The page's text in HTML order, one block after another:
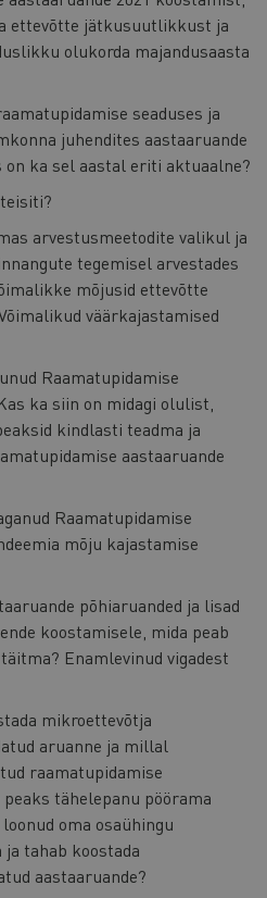
ettevõtte jätkusuutlikkust ja
olukorda majandusaasta
seaduses ja
juhendites aastaaruande
ka sel aastal eriti aktuaalne?
arvestusmeetodite valikul ja
tegemisel arvestades
mõjusid ettevõtte
väärkajastamised
Raamatupidamise
ka siin on midagi olulist,
kindlasti teadma ja
aastaaruande
Raamatupidamise
mõju kajastamise
põhiaruanded ja lisad
koostamisele, mida peab
Enamlevinud vigadest
mikroettevõtja
aruanne ja millal
raamatupidamise
tähelepanu pöörama
oma osaühingu
tahab koostada
aastaaruande?